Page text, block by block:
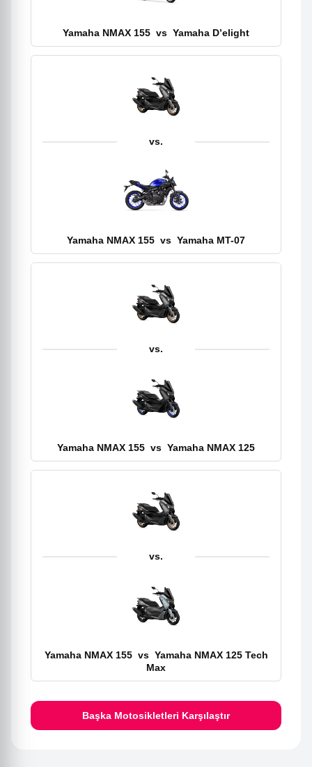
Yamaha NMAX 155 vs Yamaha D’elight
vs.
Yamaha NMAX 155 vs Yamaha MT-07
vs.
Yamaha NMAX 155 vs Yamaha NMAX 125
vs.
Yamaha NMAX 155 vs Yamaha NMAX 125 Tech
Max
Başka Motosikletleri Karşılaştır